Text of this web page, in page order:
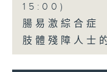
15:00)
腸易激綜合症
肢體殘障人士